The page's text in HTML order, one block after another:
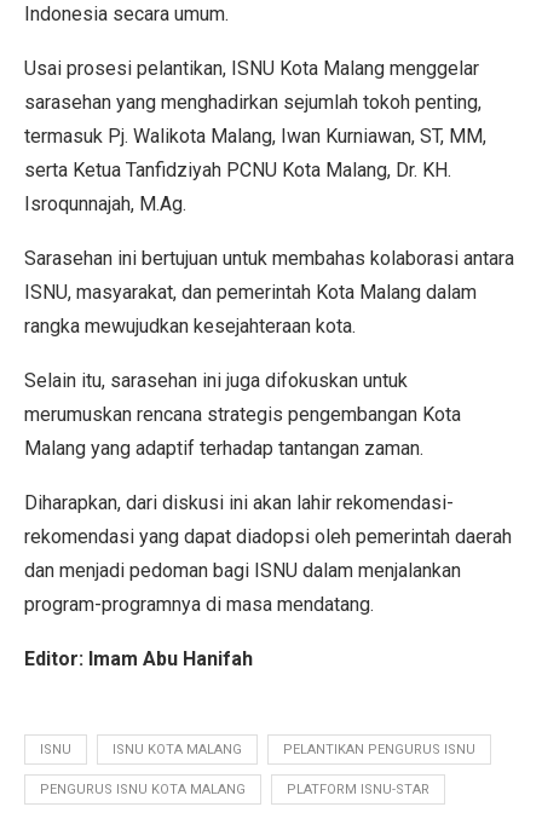
Indonesia secara umum.
Usai prosesi pelantikan, ISNU Kota Malang menggelar
sarasehan yang menghadirkan sejumlah tokoh penting,
termasuk Pj. Walikota Malang, Iwan Kurniawan, ST, MM,
serta Ketua Tanfidziyah PCNU Kota Malang, Dr. KH.
Isroqunnajah, M.Ag.
Sarasehan ini bertujuan untuk membahas kolaborasi antara
ISNU, masyarakat, dan pemerintah Kota Malang dalam
rangka mewujudkan kesejahteraan kota.
Selain itu, sarasehan ini juga difokuskan untuk
merumuskan rencana strategis pengembangan Kota
Malang yang adaptif terhadap tantangan zaman.
Diharapkan, dari diskusi ini akan lahir rekomendasi-
rekomendasi yang dapat diadopsi oleh pemerintah daerah
dan menjadi pedoman bagi ISNU dalam menjalankan
program-programnya di masa mendatang.
Editor: Imam Abu Hanifah
ISNU ISNU KOTA MALANG PELANTIKAN PENGURUS ISNU
PENGURUS ISNU KOTA MALANG PLATFORM ISNU-STAR